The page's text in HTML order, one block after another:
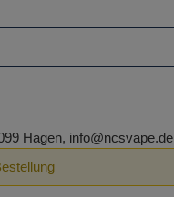
Hagen, info@ncsvape.de